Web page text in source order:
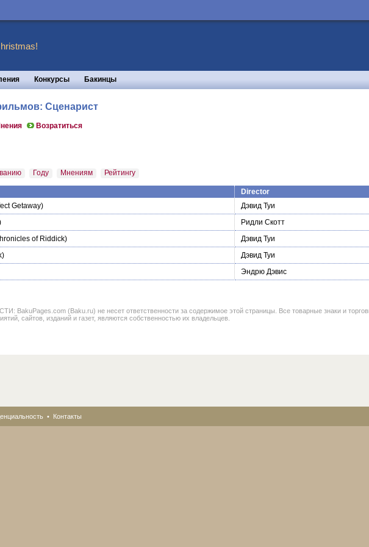
Конкурсы Бакинцы
Сценарист
Возратиться
Году Мнениям Рейтингу
Director
Getaway)
Дэвид Туи
Ридли Скотт
of Riddick)
Дэвид Туи
Дэвид Туи
Эндрю Дэвис
(Baku.ru) не несет ответственности за содержимое этой страницы. Все товарные знаки и
сайтов, изданий и газет, являются собственностью их владельцев.
• Контакты